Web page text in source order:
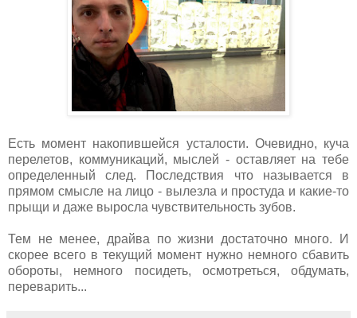
Есть момент накопившейся усталости. Очевидно, куча
перелетов, коммуникаций, мыслей - оставляет на тебе
определенный след. Последствия что называется в
прямом смысле на лицо - вылезла и простуда и какие-то
прыщи и даже выросла чувствительность зубов.
Тем не менее, драйва по жизни достаточно много. И
скорее всего в текущий момент нужно немного сбавить
обороты, немного посидеть, осмотреться, обдумать,
переварить...